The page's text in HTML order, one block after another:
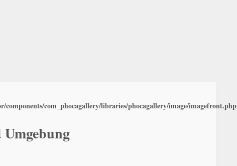
com_phocagallery/libraries/phocagallery/image/imagefront.php